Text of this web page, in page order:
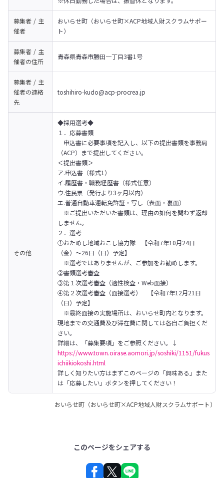
募集者 / 主
催者
おいらせ町（おいらせ町×ACP地域人財スクラムサポー
ト）
募集者 / 主
催者の住所
青森県青森市勝田一丁目3番1号
募集者 / 主
催者の連絡
先
toshihiro-kudo@acp-procrea.jp
その他
◆採用選考◆
１．応募書類
申込書に必要事項を記入し、以下の提出書類を事務局
（ACP）まで提出してください。
＜提出書類＞
ア.申込書（様式1）
イ.履歴書・職務経歴書（様式任意）
ウ.住民票（発行より3ヶ月以内）
エ.普通自動車運転免許証・写し（表面・裏面）
※ご提出いただいた書類は、理由の如何を問わず返却
しません。
２．選考
①おためし地域おこし協力隊　【令和7年10月24日
（金）～26日（日）予定】
※選考ではありませんが、ご参加をお勧めします。
②書類選考審査
③第１次選考審査（適性検査・Web面接）
④第２次選考審査（面接選考）　【令和7年12月21日
（日）予定】
※最終面接の実施場所は、おいらせ町内となります。
現地までの交通費及び滞在費に関しては各自ご負担くだ
さい。
https://www.town.oirase.aomori.jp/soshiki/1151/fukus
ichiikiokoshi.html
詳しく知りたい方はまずこのページの「興味ある」また
は「応募したい」ボタンを押してください！
おいらせ町（おいらせ町×ACP地域人財スクラムサポート）
このページをシェアする